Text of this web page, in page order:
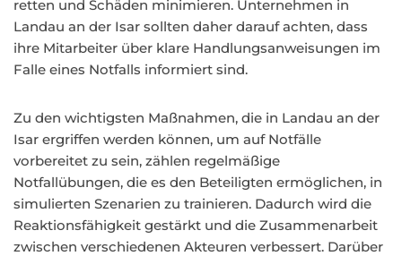
retten und Schäden minimieren. Unternehmen in
Landau an der Isar sollten daher darauf achten, dass
ihre Mitarbeiter über klare Handlungsanweisungen im
Falle eines Notfalls informiert sind.
Zu den wichtigsten Maßnahmen, die in Landau an der
Isar ergriffen werden können, um auf Notfälle
vorbereitet zu sein, zählen regelmäßige
Notfallübungen, die es den Beteiligten ermöglichen, in
simulierten Szenarien zu trainieren. Dadurch wird die
Reaktionsfähigkeit gestärkt und die Zusammenarbeit
zwischen verschiedenen Akteuren verbessert. Darüber